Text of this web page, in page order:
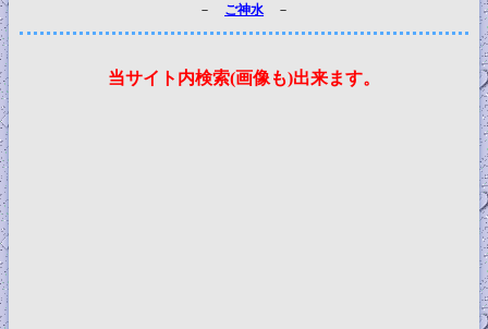
－ ご神水 －
当サイト内検索(画像も)出来ます。